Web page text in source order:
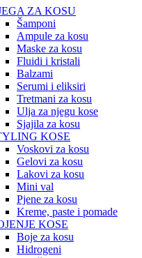
ZA KOSU
Šamponi
Ampule za kosu
Maske za kosu
Fluidi i kristali
Balzami
Serumi i eliksiri
Tretmani za kosu
Ulja za njegu kose
Sjajila za kosu
KOSE
Voskovi za kosu
Gelovi za kosu
Lakovi za kosu
Mini val
Pjene za kosu
Kreme, paste i pomade
KOSE
Boje za kosu
Hidrogeni